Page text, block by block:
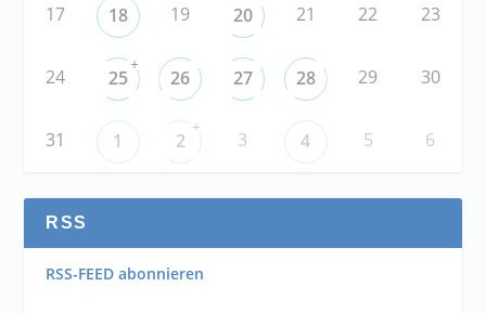
17 18 19 20 21 22 23
24 25
+
26 27 28 29 30
31 1 2
+
3 4 5 6
RSS
RSS-FEED abonnieren